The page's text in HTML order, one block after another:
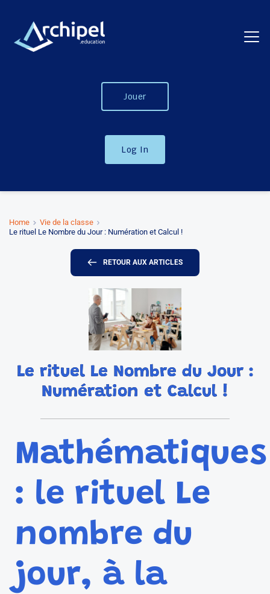
Jouer
Log In
Home
Vie de la classe
Le rituel Le Nombre du Jour : Numération et Calcul !
RETOUR AUX ARTICLES
Le rituel Le Nombre du Jour :
Numération et Calcul !
Mathématiques
: le rituel Le
nombre du
jour, à la